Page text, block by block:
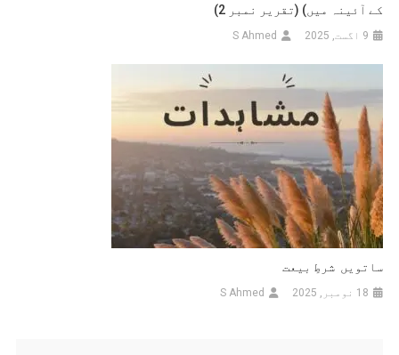
کے آئینہ میں) (تقریر نمبر 2)
9 اگست, 2025 S Ahmed
ساتویں شرطِ بیعت
18 نومبر, 2025 S Ahmed